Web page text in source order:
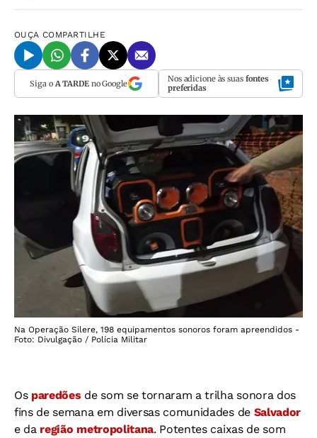
OUÇA COMPARTILHE
Siga o A TARDEno Google Nos adicione às suas fontes
preferidas
Na Operação Silere, 198 equipamentos sonoros foram apreendidos -
Foto: Divulgação / Polícia Militar
Os paredões de som se tornaram a trilha sonora dos
fins de semana em diversas comunidades de Salvador
e da região metropolitana. Potentes caixas de som